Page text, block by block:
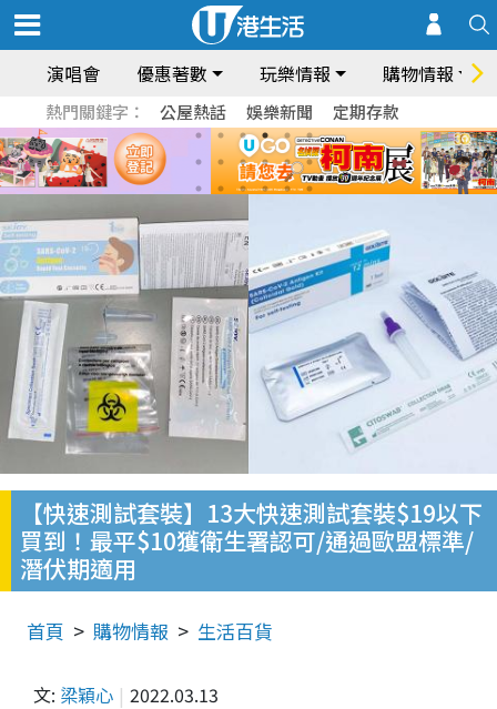
演唱會 優惠著數 玩樂情報 購物情報
熱門關鍵字： 公屋熱話 娛樂新聞 定期存款
【快速測試套裝】13大快速測試套裝$19以下
買到！最平$10獲衛生署認可/通過歐盟標準/
潛伏期適用
首頁 購物情報 生活百貨
文: 梁穎心 2022.03.13